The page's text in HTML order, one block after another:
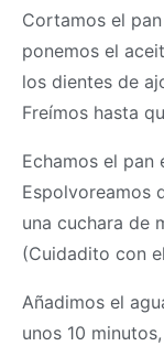
Cortamos el
ponemos el
los dientes de
Freímos hasta
Echamos el pan
Espolvoreamos
una cuchara de
(Cuidadito con
Añadimos el
unos 10